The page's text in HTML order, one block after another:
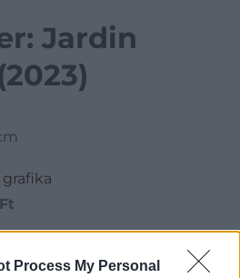
Process My Personal
Jardin
Ft